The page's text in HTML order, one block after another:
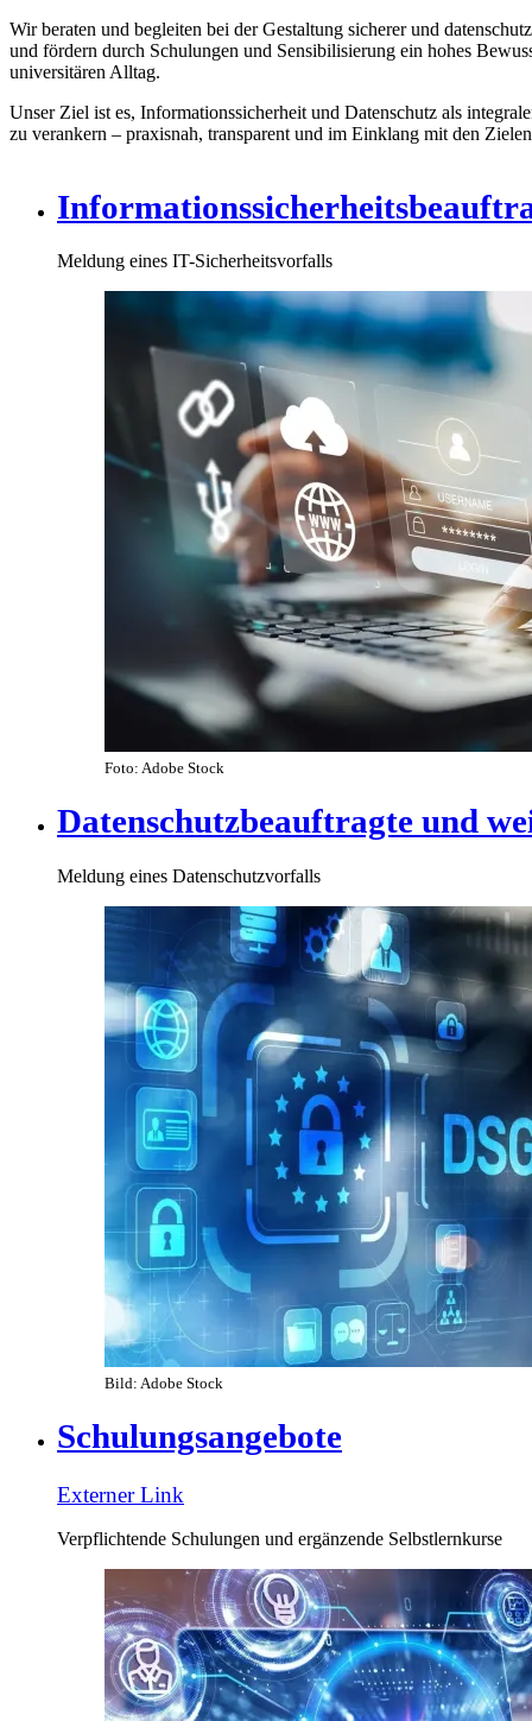
Wir beraten und begleiten bei der Gestaltung sicherer und
und fördern durch Schulungen und Sensibilisierung ein hohes
universitären Alltag.
Unser Ziel ist es, Informationssicherheit und Datenschutz als
zu verankern – praxisnah, transparent und im Einklang mit den
Meldung eines IT-Sicherheitsvorfalls
Foto: Adobe Stock
Datenschutzbeauftragte und
Meldung eines Datenschutzvorfalls
Bild: Adobe Stock
Schulungsangebote
Externer Link
Verpflichtende Schulungen und ergänzende Selbstlernkurse